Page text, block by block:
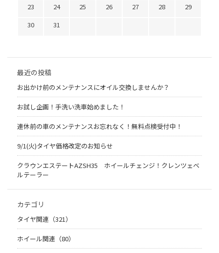
23
24 25 26 27 28
29
30
31
最近の投稿
お出かけ前のメンテナンスにオイル交換しませんか？
お試し企画！手洗い洗車始めました！
連休前の車のメンテナンスお忘れなく！無料点検受付中！
9/1(火)タイヤ価格改定のお知らせ
クラウンエステートAZSH35 ホイールチェンジ！クレンツェベ
ルテーラー
カテゴリ
タイヤ関連（321）
ホイール関連（80）